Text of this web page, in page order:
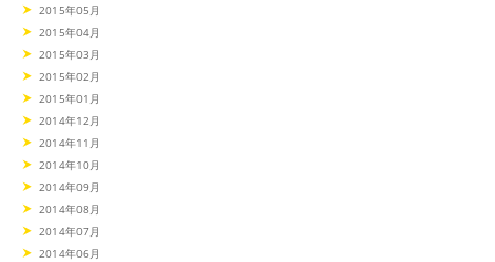
2015年05月
2015年04月
2015年03月
2015年02月
2015年01月
2014年12月
2014年11月
2014年10月
2014年09月
2014年08月
2014年07月
2014年06月